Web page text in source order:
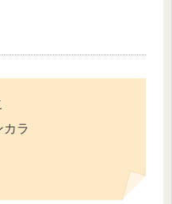
カラ